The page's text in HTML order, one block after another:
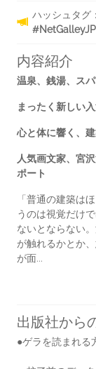
ハッシュタグ：
#NetGalleyJP
内容紹介
温泉、銭湯、ス
まったく新しい
心と体に響く、
人気画文家、宮
ポート
「普通の建築は
うのは視覚だけ
ないとならない
が触れるかとか
が面...
出版社から
●ゲラを読まれる